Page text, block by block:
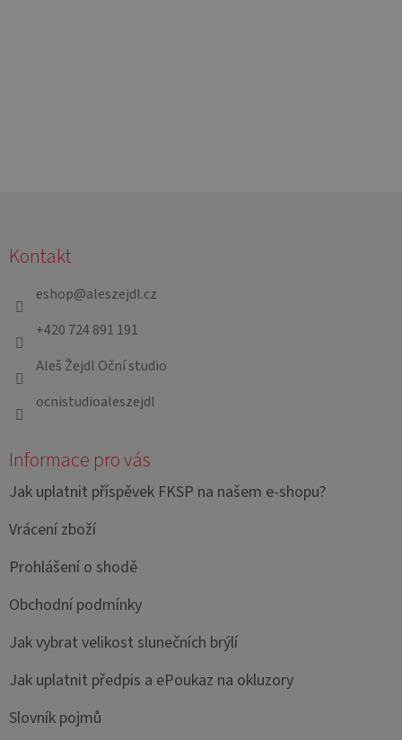
Kontakt
eshop@aleszejdl.cz
+420 724 891 191
Aleš Žejdl Oční studio
ocnistudioaleszejdl
Informace pro vás
Jak uplatnit příspěvek FKSP na našem e-shopu?
Vrácení zboží
Prohlášení o shodě
Obchodní podmínky
Jak vybrat velikost slunečních brýlí
Jak uplatnit předpis a ePoukaz na okluzory
Slovník pojmů